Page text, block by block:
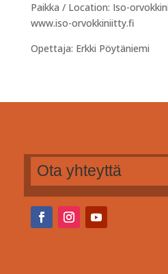
Paikka / Location: Iso-
www.iso-orvokkiniitty.fi
Opettaja: Erkki Pöytäniemi
Ota yhteyttä